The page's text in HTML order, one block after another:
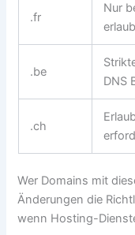
.fr
Nur
.be
DNS
.ch
Wer Domains mit
Änderungen die
wenn Hosting-